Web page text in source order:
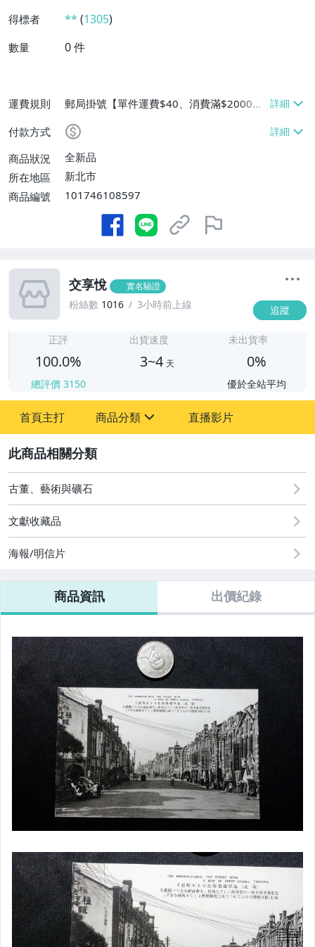
得標者 ** (1305)
數量 0件
運費規則
郵局掛號【單件運費$40、消費滿$2000免
付款方式
商品狀況
全新品
所在地區
新北市
商品編號
101746108597
交享悅 實名驗證
粉絲數 1016 3小時前上線 追蹤
正評
100.0%
總評價 3150
出貨速度
3~4 天
未出貨率
0%
優於全站平均
首頁主打 商品分類
圖書/影音/文具
古董、藝術與礦石
直播影片
古董、藝術與礦石
文獻收藏品
海報/明信片
商品資訊 出價紀錄